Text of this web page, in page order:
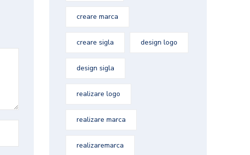
creare marca
creare sigla design logo
design sigla
realizare logo
realizare marca
realizaremarca